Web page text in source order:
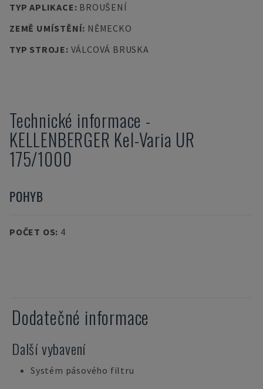
TYP APLIKACE: BROUŠENÍ
ZEMĚ UMÍSTĚNÍ: NĚMECKO
TYP STROJE: VÁLCOVÁ BRUSKA
Technické informace -
KELLENBERGER Kel-Varia UR
175/1000
POHYB
POČET OS: 4
Dodatečné informace
Další vybavení
Systém pásového filtru